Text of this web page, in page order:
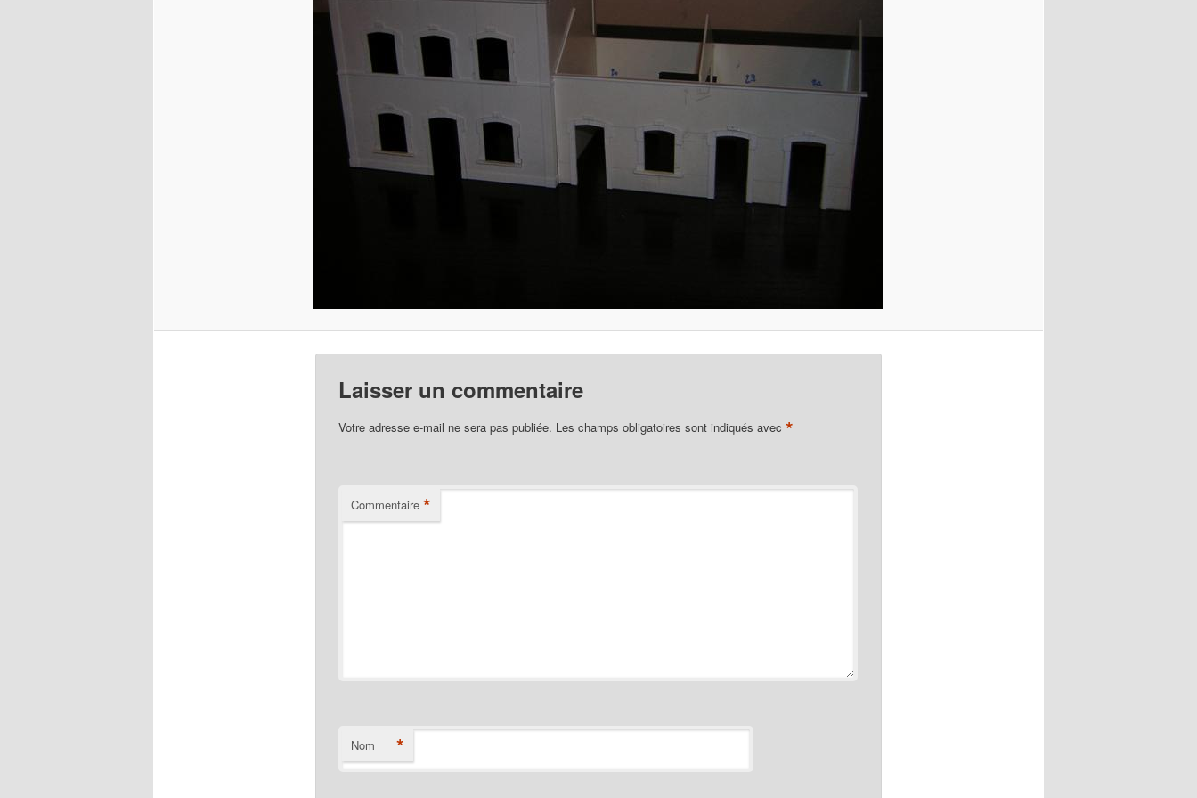
Laisser un commentaire
Votre adresse e-mail ne sera pas publiée. Les champs obligatoires sont indiqués avec *
Commentaire *
Nom *